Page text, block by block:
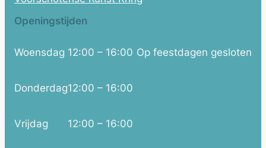
Openingstijden
Woensdag
Donderdag
Vrijdag
12:00 – 16:00
12:00 – 16:00
12:00 – 16:00
Op feestdagen gesloten